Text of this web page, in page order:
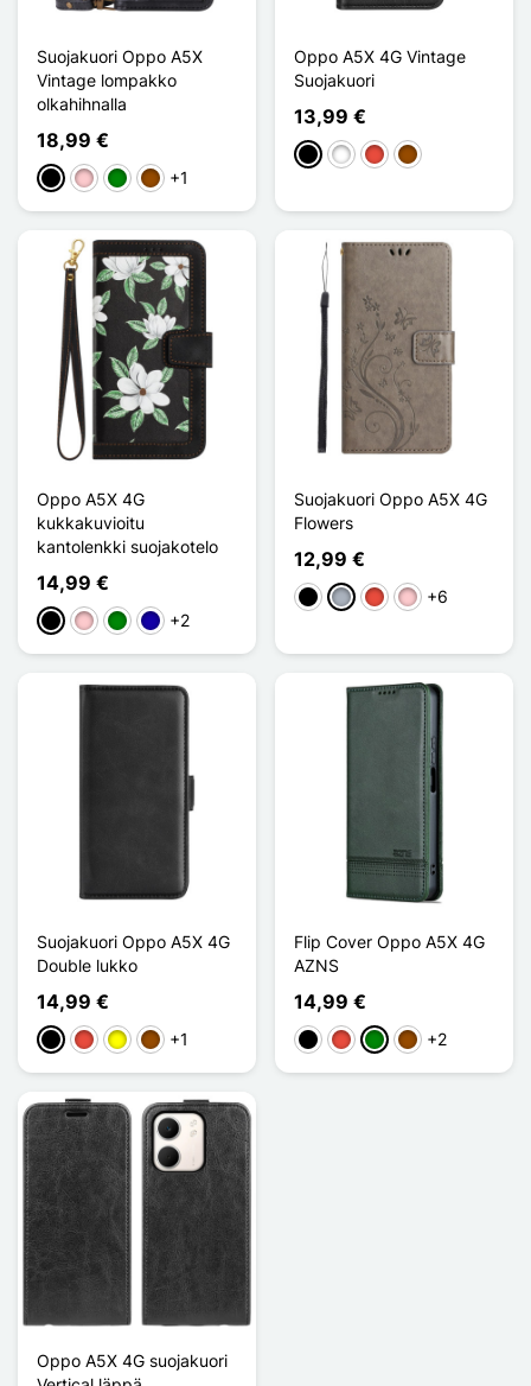
Suojakuori Oppo A5X
Vintage lompakko
olkahihnalla
18,99 €
MustaPinkkiVihreäRuskea
+1
Oppo A5X 4G Vintage
Suojakuori
13,99 €
MustaValkoinen
Punainen
Ruskea
Oppo A5X 4G
kukkakuvioitu
kantolenkki suojakotelo
14,99 €
MustaPinkkiVihreäBleu Foncé
+2
Suojakuori Oppo A5X 4G
Flowers
12,99 €
MustaHarmaaPunainen
Pinkki
+6
Suojakuori Oppo A5X 4G
Double lukko
14,99 €
MustaPunainenKeltainen
Ruskea
+1
Flip Cover Oppo A5X 4G
AZNS
14,99 €
MustaPunainen
VihreäRuskea
+2
Oppo A5X 4G suojakuori